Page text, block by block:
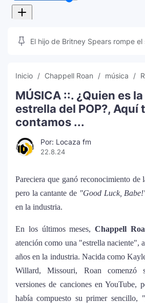
El hijo de Britney Spears rompe
Inicio Chappell Roan música
MÚSICA ::. ¿Quien es
estrella del POP?, Aquí
contamos ...
Por: Locaza fm
22.8.24
Pareciera que ganó reconocimiento de
pero la cantante de "Good Luck,
en la industria.
En los últimos meses, Chappell
atención como una "estrella naciente",
años en la industria. Nacida como
Willard, Missouri, Roan comenzó
versiones de canciones en YouTube,
había compuesto su primer sencillo,